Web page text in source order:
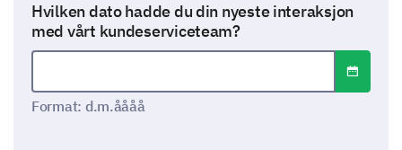
Hvilken dato hadde du din nyeste interaksjon
med vårt kundeserviceteam?
Datoformat: d.m.åååå
Åpne
Format: d.m.åååå